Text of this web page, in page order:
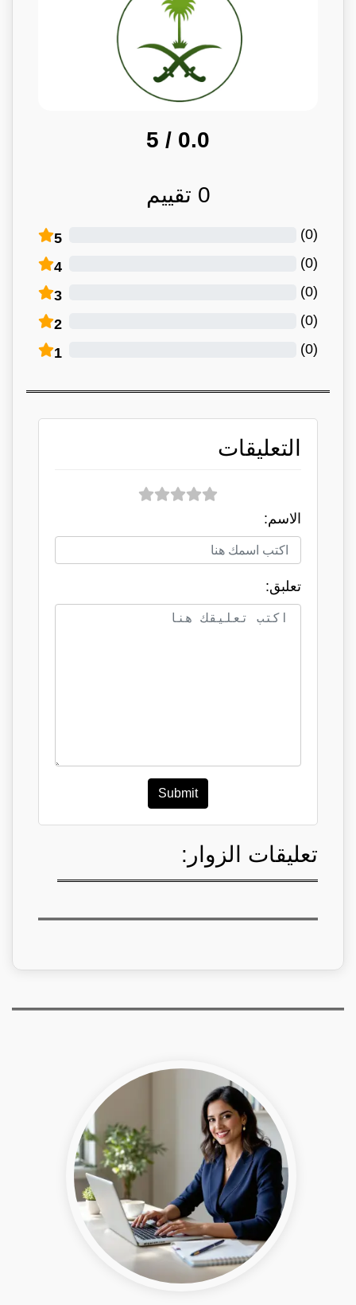
0.0
/ 5
0 تقييم
5 (
0
)
4 (
0
)
3 (
0
)
2 (
0
)
1 (
0
)
التعليقات
الاسم:
تعلبق:
Submit
تعليقات الزوار: